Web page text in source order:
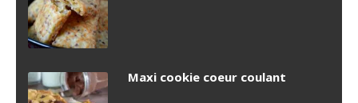
Maxi cookie coeur coulant